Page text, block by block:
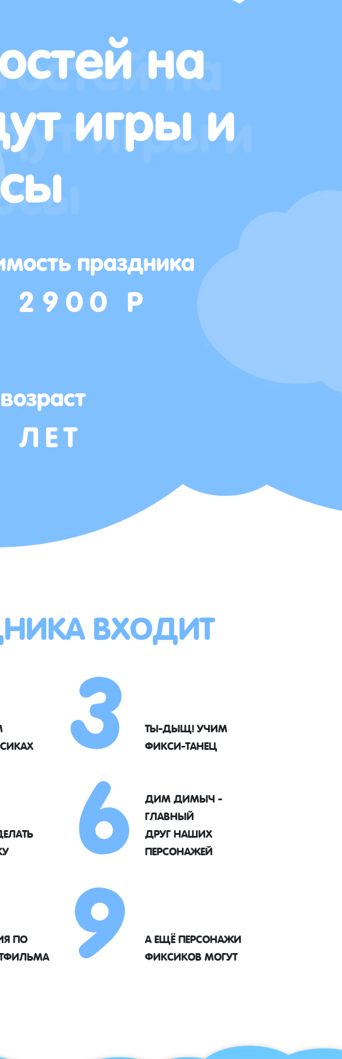
на
игры и
праздника
2900 Р
ВХОДИТ
3ТЫ-ДЫЩ! УЧИМ
ФИКСИ-ТАНЕЦ
6ДИМ ДИМЫЧ -
ГЛАВНЫЙ
ДРУГ НАШИХ
ПЕРСОНАЖЕЙ
ПО
9А ЕЩЁ ПЕРСОНАЖИ
ФИКСИКОВ МОГУТ